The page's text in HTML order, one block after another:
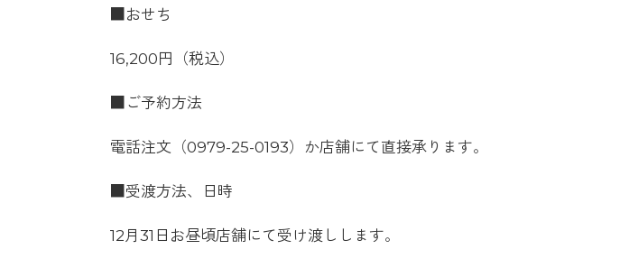
■おせち
16,200円（税込）
■ご予約方法
電話注文（0979-25-0193）か店舗にて直接承ります。
■受渡方法、日時
12月31日お昼頃店舗にて受け渡しします。